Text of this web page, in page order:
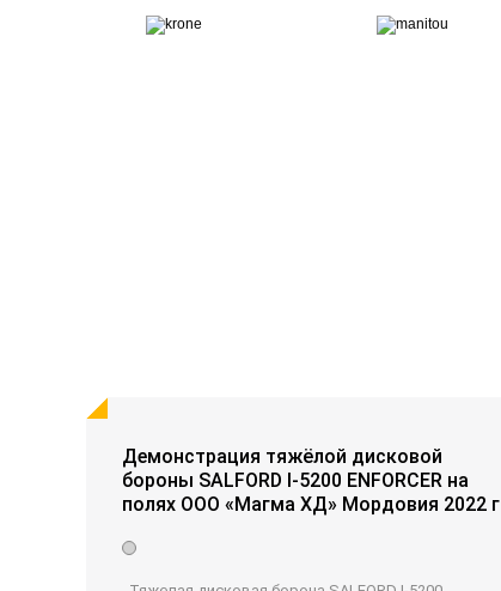
Демонстрация тяжёлой дисковой
бороны SALFORD I-5200 ENFORCER на
полях ООО «Магма ХД» Мордовия 2022 г